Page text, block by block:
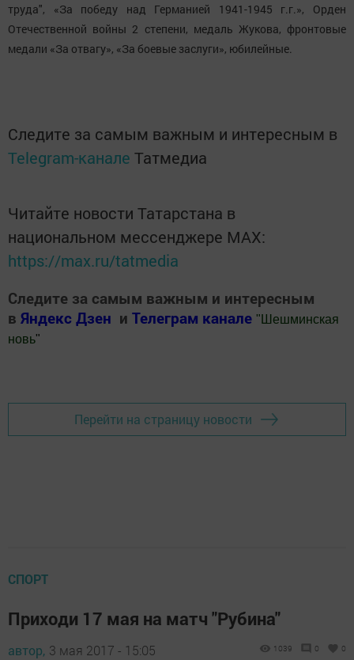
труда", «За победу над Германией 1941-1945 г.г.», Орден
Отечественной войны 2 степени, медаль Жукова, фронтовые
медали «За отвагу», «За боевые заслуги», юбилейные.
Следите за самым важным и интересным в
Telegram-канале Татмедиа
Читайте новости Татарстана в
национальном мессенджере MАХ:
https://max.ru/tatmedia
Следите за самым важным и интересным
в Яндекс Дзен и Телеграм канале " Шешминская
новь"
Перейти на страницу новости
СПОРТ
Приходи 17 мая на матч "Рубина"
автор, 3 мая 2017 - 15:05 1039 0 0